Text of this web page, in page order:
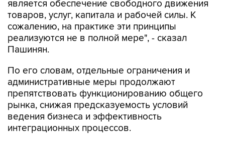
является обеспечение свободного движения
товаров, услуг, капитала и рабочей силы. К
сожалению, на практике эти принципы
реализуются не в полной мере", - сказал
Пашинян.
По его словам, отдельные ограничения и
административные меры продолжают
препятствовать функционированию общего
рынка, снижая предсказуемость условий
ведения бизнеса и эффективность
интеграционных процессов.